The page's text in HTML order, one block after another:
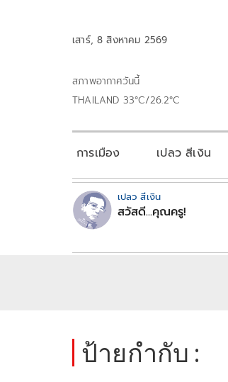
เสาร์, 8 สิงหาคม 2569
สภาพอากาศวันนี้
THAILAND 33°C/26.2°C
การเมือง เปลว สีเงิน
เปลว สีเงิน
สวัสดี...คุณครู!
ป้ายกำกับ :